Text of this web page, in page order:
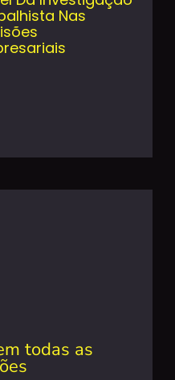
Nas
todas as